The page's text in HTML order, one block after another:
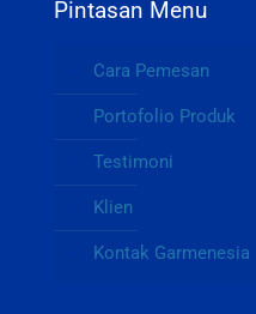
Pintasan Menu
Cara Pemesan
Portofolio Produk
Testimoni
Klien
Kontak Garmenesia